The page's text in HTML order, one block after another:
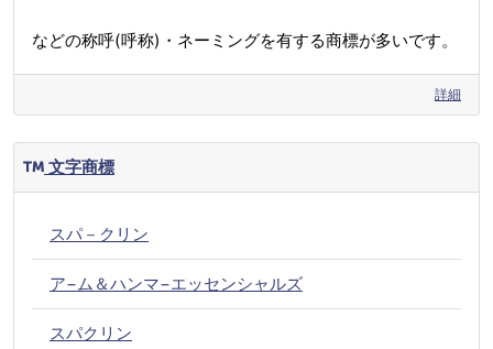
などの称呼(呼称)・ネーミングを有する商標が多いです。
詳細
文字商標
スパ－クリン
ア−ム＆ハンマ−エッセンシャルズ
スパクリン